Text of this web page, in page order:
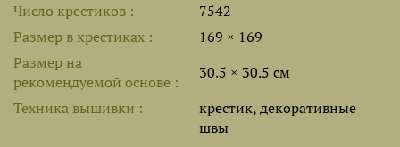
Число крестиков
7542
Размер в крестиках
169 × 169
Размер на
рекомендуемой основе
30.5 × 30.5 см
Техника вышивки
крестик, декоративные
швы